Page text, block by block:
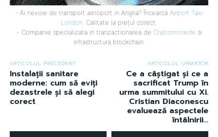
- Ai nevoie de transport aeroport in Anglia? Încearcă Airport Taxi
London . Calitate la prețul corect.
- Companie specializata in tranzactionarea de Criptomonede si
infrastructura blockchain.
ARTICOLUL PRECEDENT
Instalații sanitare
moderne: cum să eviți
dezastrele și să alegi
corect
ARTICOLUL URMĂTOR
Ce a câștigat și ce a
sacrificat Trump în
urma summitului cu Xi.
Cristian Diaconescu
evaluează aspectele
întâlnirii…